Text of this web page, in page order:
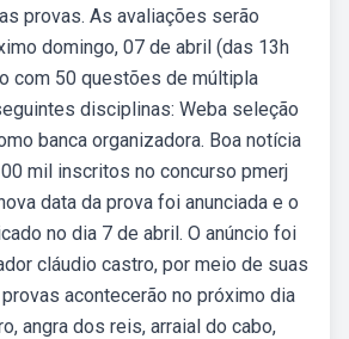
provas. As avaliações serão
domingo, 07 de abril (das 13h
com 50 questões de múltipla
disciplinas: Weba seleção
banca organizadora. Boa notícia
mil inscritos no concurso pmerj
data da prova foi anunciada e o
no dia 7 de abril. O anúncio foi
cláudio castro, por meio de suas
acontecerão no próximo dia
angra dos reis, arraial do cabo,